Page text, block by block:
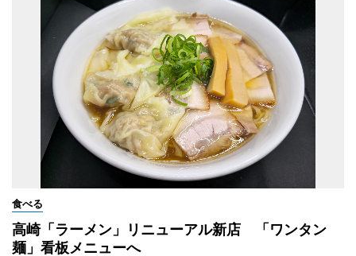
食べる
高崎「ラーメン」リニューアル新店 「ワンタン
麺」看板メニューへ